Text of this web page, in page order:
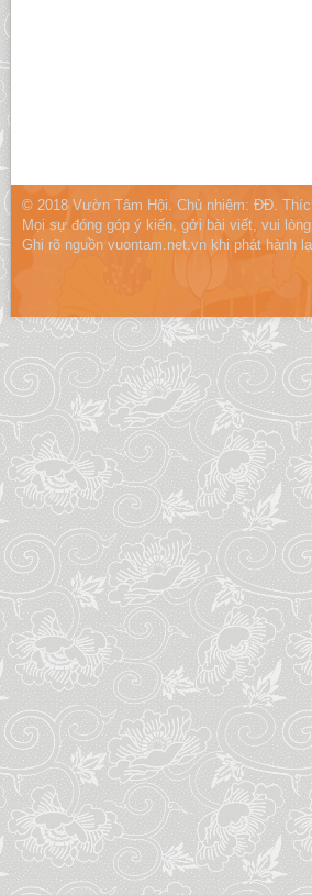
© 2018 Vườn Tâm Hội. Chủ nhiệm: ĐĐ.
Mọi sự đóng góp ý kiến, gởi bài viết, vui
Ghi rõ nguồn vuontam.net.vn khi phát hành